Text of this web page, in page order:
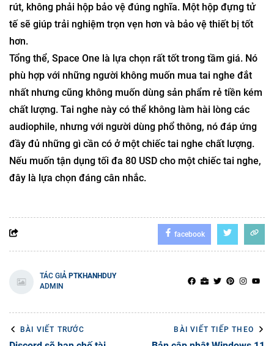
rút, không phải hộp bảo vệ đúng nghĩa. Một hộp đựng tử
tế sẽ giúp trải nghiệm trọn vẹn hơn và bảo vệ thiết bị tốt
hơn.
Tổng thể, Space One là lựa chọn rất tốt trong tầm giá. Nó
phù hợp với những người không muốn mua tai nghe đắt
nhất nhưng cũng không muốn dùng sản phẩm rẻ tiền kém
chất lượng. Tai nghe này có thể không làm hài lòng các
audiophile, nhưng với người dùng phổ thông, nó đáp ứng
đầy đủ những gì cần có ở một chiếc tai nghe chất lượng.
Nếu muốn tận dụng tối đa 80 USD cho một chiếc tai nghe,
đây là lựa chọn đáng cân nhắc.
facebook
TÁC GIẢ PTKHANHDUY
ADMIN
BÀI VIẾT TRƯỚC BÀI VIẾT TIẾP THEO